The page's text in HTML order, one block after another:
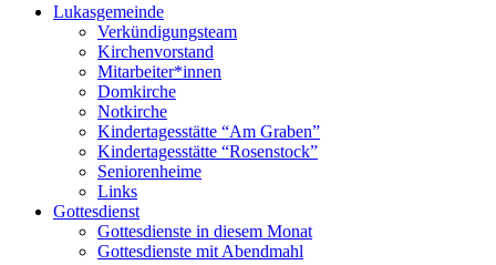
Lukasgemeinde
Verkündigungsteam
Kirchenvorstand
Mitarbeiter*innen
Domkirche
Notkirche
Kindertagesstätte “Am Graben”
Kindertagesstätte “Rosenstock”
Seniorenheime
Links
Gottesdienst
Gottesdienste in diesem Monat
Gottesdienste mit Abendmahl